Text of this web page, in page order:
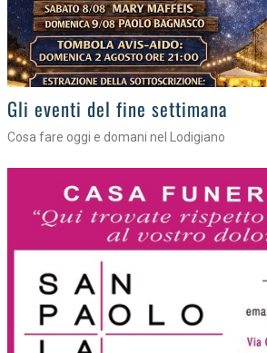
Gli appuntamenti fino a sabato
Cosa fare nel Lodigiano